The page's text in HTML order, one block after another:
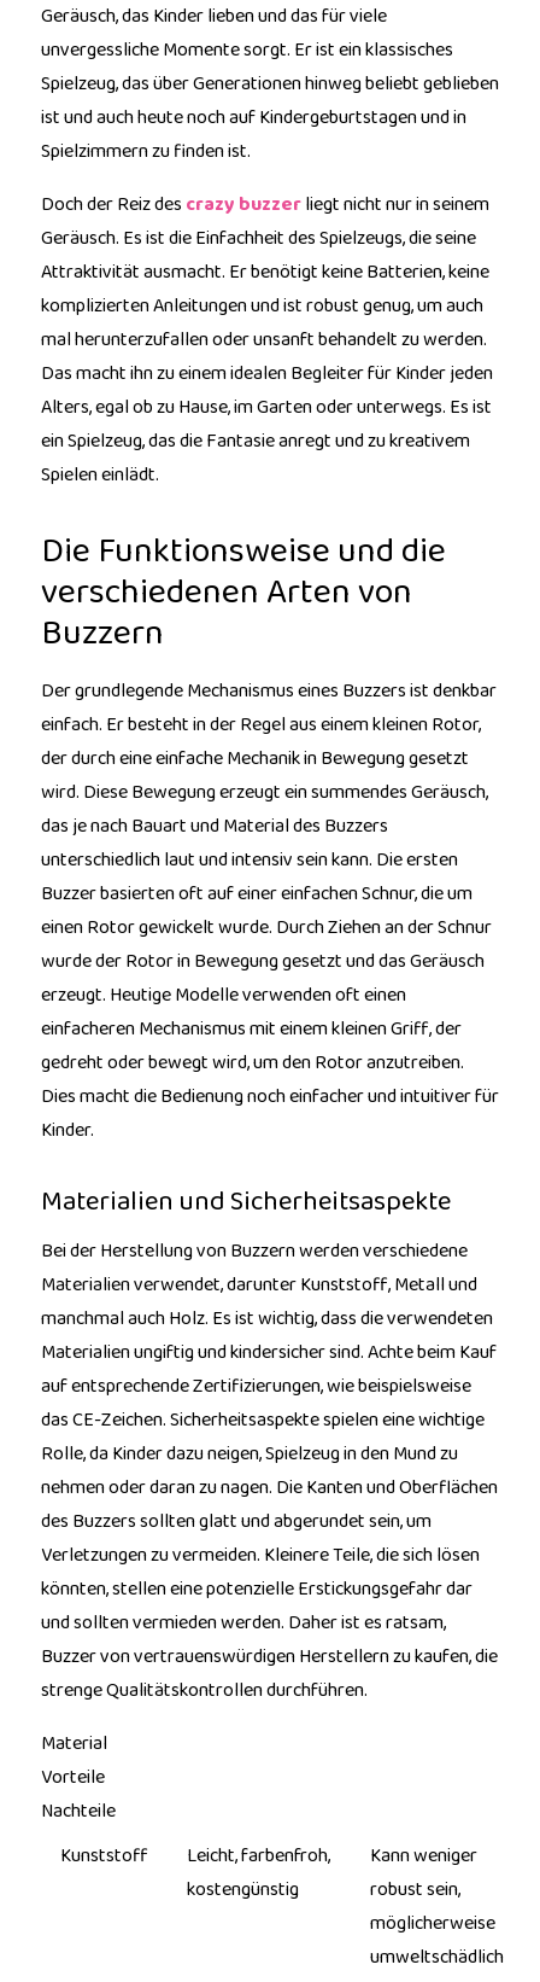
Geräusch, das Kinder lieben und das für viele
unvergessliche Momente sorgt. Er ist ein klassisches
Spielzeug, das über Generationen hinweg beliebt geblieben
ist und auch heute noch auf Kindergeburtstagen und in
Spielzimmern zu finden ist.
Doch der Reiz des crazy buzzerliegt nicht nur in seinem
Geräusch. Es ist die Einfachheit des Spielzeugs, die seine
Attraktivität ausmacht. Er benötigt keine Batterien, keine
komplizierten Anleitungen und ist robust genug, um auch
mal herunterzufallen oder unsanft behandelt zu werden.
Das macht ihn zu einem idealen Begleiter für Kinder jeden
Alters, egal ob zu Hause, im Garten oder unterwegs. Es ist
ein Spielzeug, das die Fantasie anregt und zu kreativem
Spielen einlädt.
Die Funktionsweise und die
verschiedenen Arten von
Buzzern
Der grundlegende Mechanismus eines Buzzers ist denkbar
einfach. Er besteht in der Regel aus einem kleinen Rotor,
der durch eine einfache Mechanik in Bewegung gesetzt
wird. Diese Bewegung erzeugt ein summendes Geräusch,
das je nach Bauart und Material des Buzzers
unterschiedlich laut und intensiv sein kann. Die ersten
Buzzer basierten oft auf einer einfachen Schnur, die um
einen Rotor gewickelt wurde. Durch Ziehen an der Schnur
wurde der Rotor in Bewegung gesetzt und das Geräusch
erzeugt. Heutige Modelle verwenden oft einen
einfacheren Mechanismus mit einem kleinen Griff, der
gedreht oder bewegt wird, um den Rotor anzutreiben.
Dies macht die Bedienung noch einfacher und intuitiver für
Kinder.
Materialien und Sicherheitsaspekte
Bei der Herstellung von Buzzern werden verschiedene
Materialien verwendet, darunter Kunststoff, Metall und
manchmal auch Holz. Es ist wichtig, dass die verwendeten
Materialien ungiftig und kindersicher sind. Achte beim Kauf
auf entsprechende Zertifizierungen, wie beispielsweise
das CE-Zeichen. Sicherheitsaspekte spielen eine wichtige
Rolle, da Kinder dazu neigen, Spielzeug in den Mund zu
nehmen oder daran zu nagen. Die Kanten und Oberflächen
des Buzzers sollten glatt und abgerundet sein, um
Verletzungen zu vermeiden. Kleinere Teile, die sich lösen
könnten, stellen eine potenzielle Erstickungsgefahr dar
und sollten vermieden werden. Daher ist es ratsam,
Buzzer von vertrauenswürdigen Herstellern zu kaufen, die
strenge Qualitätskontrollen durchführen.
Material
Vorteile
Nachteile
Kunststoff
Leicht, farbenfroh,
kostengünstig
Kann weniger
robust sein,
möglicherweise
umweltschädlich